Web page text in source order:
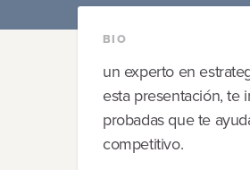
BIO
un experto en
esta presentación, te
probadas que te
competitivo.